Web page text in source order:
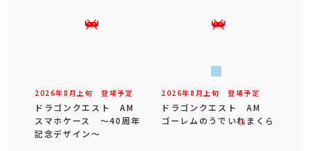
2026年8 月 上旬 登場予定
ドラゴンクエスト AM
スマホケース ～40周年
記念デザイン～
2026年8 月 上旬 登場予定
ドラゴンクエスト AM
ゴーレムのうでいれまくら